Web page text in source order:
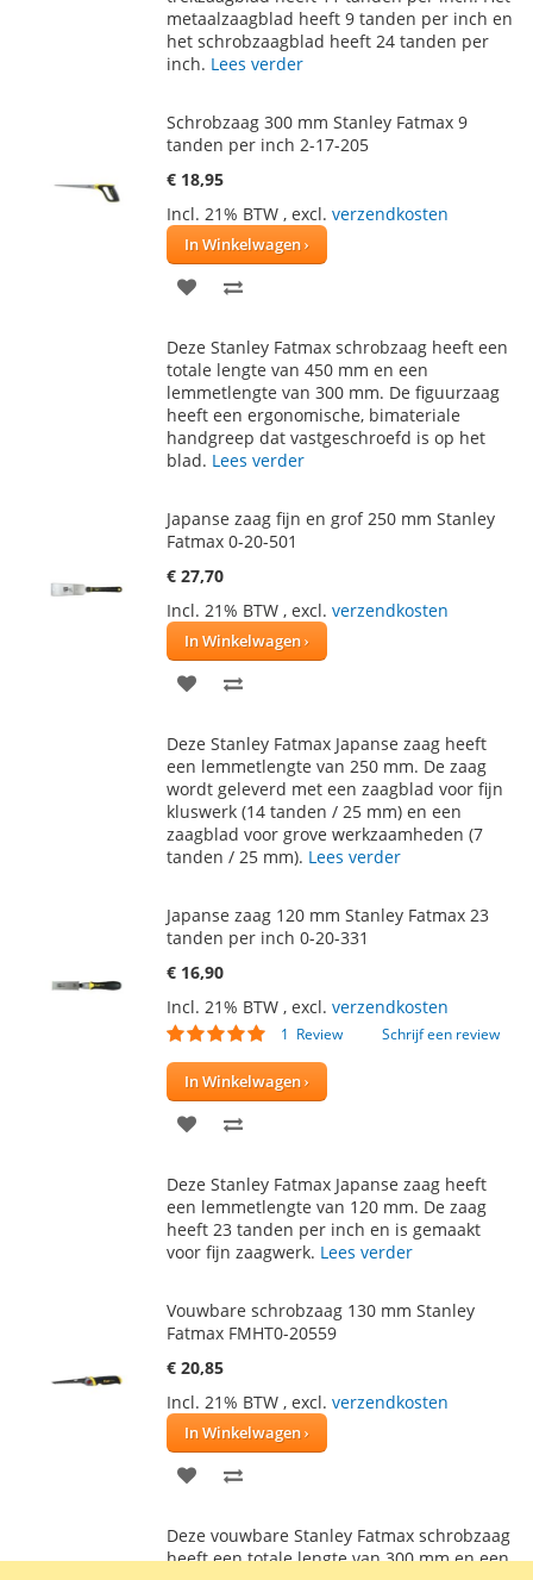
metaalzaagblad heeft 9 tanden per inch en
het schrobzaagblad heeft 24 tanden per
inch. Lees verder
Schrobzaag 300 mm Stanley Fatmax 9
tanden per inch 2-17-205
€ 18,95
Incl. 21% BTW , excl. verzendkosten
In Winkelwagen
VOEG
AAN
VERLANGLIJST
TE
VERGELIJKEN
Deze Stanley Fatmax schrobzaag heeft een
totale lengte van 450 mm en een
lemmetlengte van 300 mm. De figuurzaag
heeft een ergonomische, bimateriale
handgreep dat vastgeschroefd is op het
blad. Lees verder
Japanse zaag fijn en grof 250 mm Stanley
Fatmax 0-20-501
€ 27,70
Incl. 21% BTW , excl. verzendkosten
In Winkelwagen
VOEG
AAN
VERLANGLIJST
TE
VERGELIJKEN
Deze Stanley Fatmax Japanse zaag heeft
een lemmetlengte van 250 mm. De zaag
wordt geleverd met een zaagblad voor fijn
kluswerk (14 tanden / 25 mm) en een
zaagblad voor grove werkzaamheden (7
tanden / 25 mm). Lees verder
Japanse zaag 120 mm Stanley Fatmax 23
tanden per inch 0-20-331
€ 16,90
Incl. 21% BTW , excl. verzendkosten
Waardering:
1 Review Schrijf een review
In Winkelwagen
VOEG
AAN
VERLANGLIJST
TE
VERGELIJKEN
Deze Stanley Fatmax Japanse zaag heeft
een lemmetlengte van 120 mm. De zaag
heeft 23 tanden per inch en is gemaakt
voor fijn zaagwerk. Lees verder
Vouwbare schrobzaag 130 mm Stanley
Fatmax FMHT0-20559
€ 20,85
Incl. 21% BTW , excl. verzendkosten
In Winkelwagen
VOEG
AAN TE
Deze vouwbare Stanley Fatmax schrobzaag
heeft een totale lengte van 300 mm en een